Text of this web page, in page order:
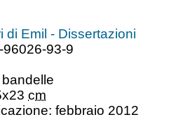
di Emil - Dissertazioni
96026-93-9
cm
febbraio 2012